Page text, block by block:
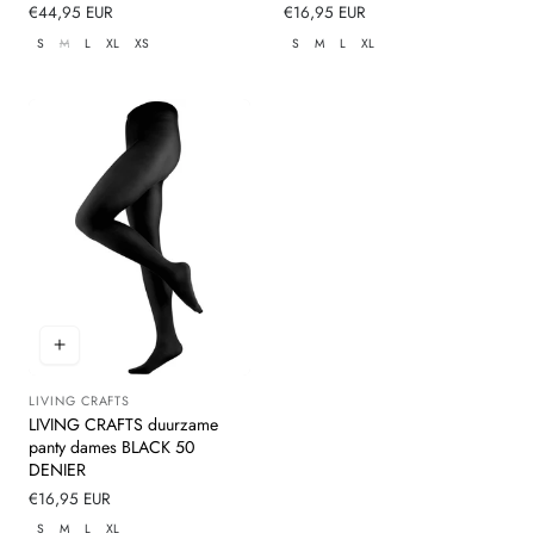
Normale
prijs
€44,95 EUR
S M L XL XS
Normale
prijs
€16,95 EUR
S M L XL
Leverancier:
LIVING CRAFTS
LIVING CRAFTS duurzame
panty dames BLACK 50
DENIER
Normale
prijs
€16,95 EUR
S M L XL